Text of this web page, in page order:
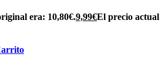
era: 10,80€.9,99€El precio actual